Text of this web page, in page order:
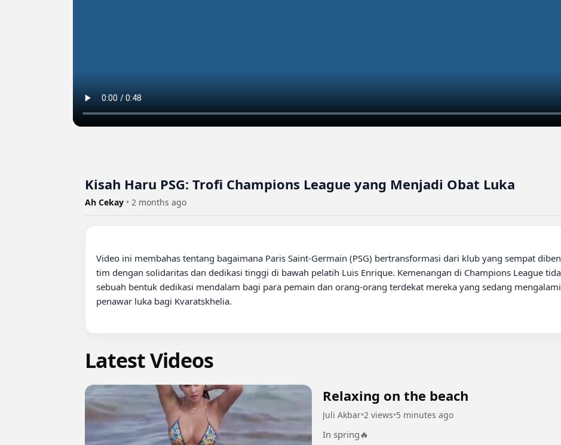
Kisah Haru PSG: Trofi Champions League yang Menjadi Obat Luka
Ah Cekay • 2 months ago
Video ini membahas tentang bagaimana Paris Saint-Germain (PSG) bertransformasi dari klub yang sempat
tim dengan solidaritas dan dedikasi tinggi di bawah pelatih Luis Enrique. Kemenangan di Champions League
sebuah bentuk dedikasi mendalam bagi para pemain dan orang-orang terdekat mereka yang sedang
penawar luka bagi Kvaratskhelia.
Latest Videos
Relaxing on the beach
Juli Akbar•2 views•5 minutes ago
In spring🔥